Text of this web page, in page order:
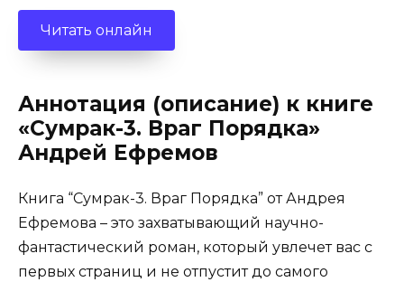
Читать онлайн
Аннотация (описание) к книге
«Сумрак-3. Враг Порядка»
Андрей Ефремов
Книга “Сумрак-3. Враг Порядка” от Андрея
Ефремова – это захватывающий научно-
фантастический роман, который увлечет вас с
первых страниц и не отпустит до самого